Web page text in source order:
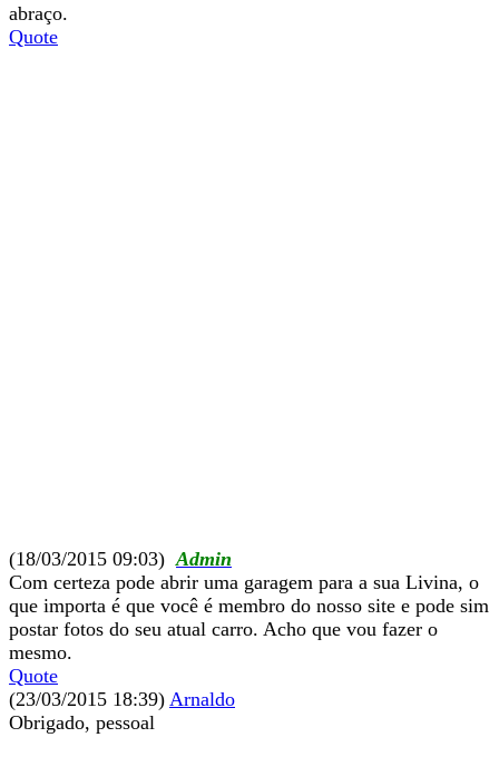
abraço.
Quote
(18/03/2015 09:03) Admin
Com certeza pode abrir uma garagem para a sua Livina, o
que importa é que você é membro do nosso site e pode sim
postar fotos do seu atual carro. Acho que vou fazer o
mesmo.
Quote
(23/03/2015 18:39) Arnaldo
Obrigado, pessoal